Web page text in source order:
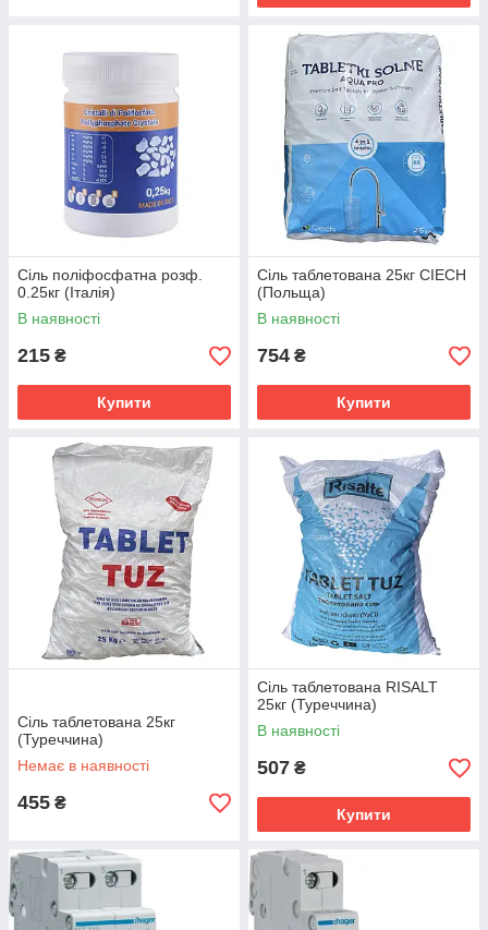
Сіль поліфосфатна розф.
0.25кг (Італія)
В наявності
215 ₴
Купити
Сіль таблетована 25кг CIECH
(Польща)
В наявності
754 ₴
Купити
Сіль таблетована 25кг
(Туреччина)
Немає в наявності
455 ₴
Сіль таблетована RISALT
25кг (Туреччина)
В наявності
507 ₴
Купити